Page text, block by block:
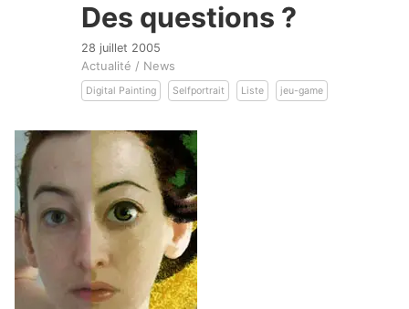
Des questions ?
28 juillet 2005
Actualité / News
Digital Painting Selfportrait Liste jeu-game